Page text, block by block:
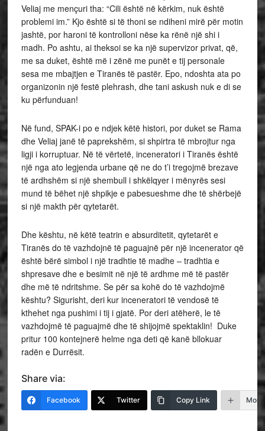
Veliaj me mençuri tha: “Cili është në kërkim, nuk është
problemi im.” Kjo është si të thoni se ndiheni mirë për motin
jashtë, por haroni të kontrolloni nëse ka rënë një shi i
madh. Po ashtu, ai theksoi se ka një supervizor privat, që,
me sa duket, është më i zënë me punët e tij personale
sesa me mbajtjen e Tiranës të pastër. Epo, ndoshta ata po
organizonin një festë plehrash, dhe tani askush nuk e di se
ku përfunduan!
Në fund, SPAK-i po e ndjek këtë histori, por duket se Rama
dhe Veliaj janë të paprekshëm, si shpirtra të mbrojtur nga
ligji i korruptuar. Në të vërtetë, inceneratori i Tiranës është
një nga ato legjenda urbane që ne do t’i tregojmë brezave
të ardhshëm si një shembull i shkëlqyer i mënyrës sesi
mund të bëhet një shpikje e pabesueshme dhe të shërbejë
si një makth për qytetarët.
Dhe kështu, në këtë teatrin e absurditetit, qytetarët e
Tiranës do të vazhdojnë të paguajnë për një incenerator që
është bërë simbol i një tradhtie të madhe – tradhtia e
shpresave dhe e besimit në një të ardhme më të pastër
dhe më të ndritshme. Se për sa kohë do të vazhdojmë
kështu? Sigurisht, deri kur inceneratori të vendosë të
kthehet nga pushimi i tij i gjatë. Por deri atëherë, le të
vazhdojmë të paguajmë dhe të shijojmë spektaklin! Duke
pritur 100 kontejnerë helme nga deti që kanë bllokuar
radën e Durrësit.
Share via:
Facebook Twitter Copy Link More